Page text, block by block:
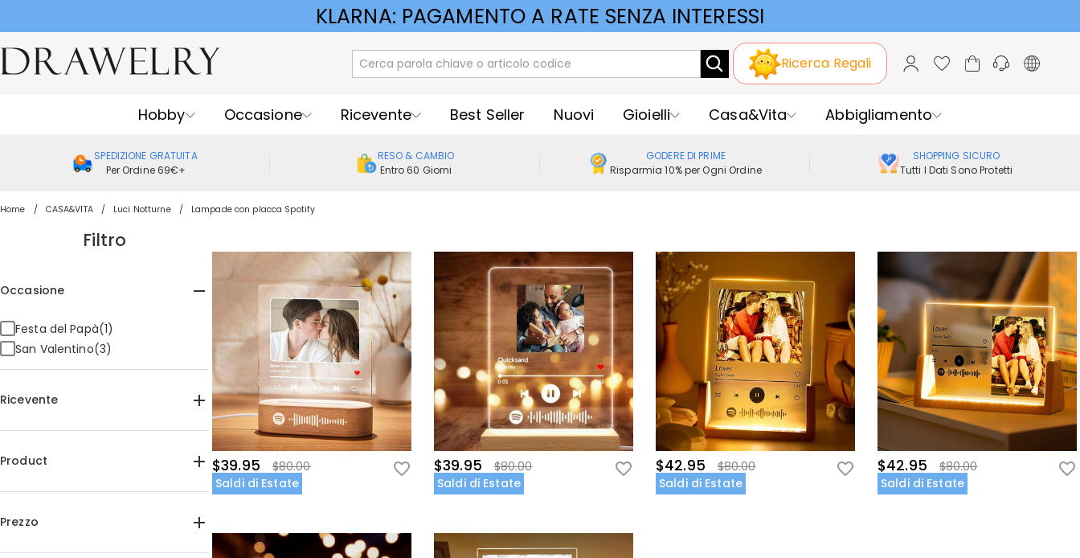
KLARNA: PAGAMENTO A RATE SENZA INTERESSI
Ricerca Regali
Hobby Occasione Ricevente Best Seller Nuovi Gioielli Casa&Vita Abbigliamento
SPEDIZIONE GRATUITA
Per Ordine 69€+
RESO & CAMBIO
Entro 60 Giorni
GODERE DI PRIME
Risparmia 10% per Ogni Ordine
SHOPPING SICURO
Tutti I Dati Sono Protetti
Home CASA&VITA Luci Notturne Lampade con placca Spotify
Filtro
Occasione
Festa del Papà(1)
San Valentino(3)
Ricevente
Per Coppie(2)
Product
Lampade con targa in acrilico(6)
Prezzo
$39.95
$80.00
Saldi di Estate
$39.95
$80.00
Saldi di Estate
$42.95
$80.00
Saldi di Estate
$42.95
$80.00
Saldi di Estate